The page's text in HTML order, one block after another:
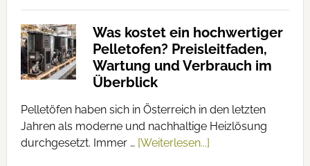
Was kostet ein hochwertiger
Pelletofen? Preisleitfaden,
Wartung und Verbrauch im
Überblick
Pelletöfen haben sich in Österreich in den letzten
Jahren als moderne und nachhaltige Heizlösung
durchgesetzt. Immer … [Weiterlesen...]